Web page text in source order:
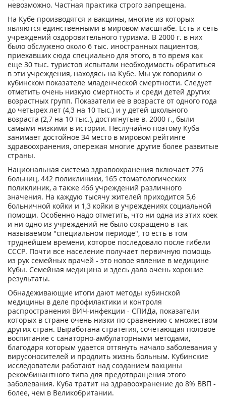
невозможно. Частная практика строго запрещена.
На Кубе производятся и вакцины, многие из которых
являются единственными в мировом масштабе. Есть и сеть
учреждений оздоровительного туризма. В 2000 г. в них
было обслужено около 6 тыс. иностранных пациентов,
приехавших сюда специально для этого, в то время как
еще 30 тыс. туристов испытали необходимость обратиться
в эти учреждения, находясь на Кубе. Мы уж говорили о
кубинском показателе младенческой смертности. Следует
отметить очень низкую смертность и среди детей других
возрастных групп. Показатели ее в возрасте от одного года
до четырех лет (4,3 на 10 тыс.) и у детей школьного
возраста (2,7 на 10 тыс.), достигнутые в. 2000 г., были
самыми низкими в истории. Неслучайно поэтому Куба
занимает достойное 34 место в мировом рейтинге
здравоохранения, опережая многие другие более развитые
страны.
Национальная система здравоохранения включает 276
больниц, 442 поликлиники, 165 стоматологических
поликлиник, а также 466 учреждений различного
значения. На каждую тысячу жителей приходится 5,6
больничной койки и 1,3 койки в учреждениях социальной
помощи. Особенно надо отметить, что ни одна из этих коек
и ни одно из учреждений не было сокращено в так
называемом "специальном периоде", то есть в том
труднейшем времени, которое последовало после гибели
СССР. Почти все население получает первичную помощь
из рук семейных врачей - это новое явление в медицине
Кубы. Семейная медицина и здесь дала очень хорошие
результаты.
Обнадеживающие итоги дают методы кубинской
медицины в деле профилактики и контроля
распространения ВИЧ-инфекции - СПИДа, показатели
которых в стране очень низки по сравнению с множеством
других стран. Выработана стратегия, сочетающая половое
воспитание с санаторно-амбулаторными методами,
благодаря которым удается оттянуть начало заболевания у
вирусоносителей и продлить жизнь больным. Кубинские
исследователи работают над созданием вакцины
рекомбинантного типа для предотвращения этого
заболевания. Куба тратит на здравоохранение до 8% ВВП -
более, чем в Великобритании.